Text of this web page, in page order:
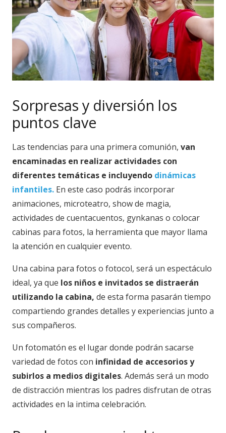
Sorpresas y diversión los
puntos clave
Las tendencias para una primera comunión, van
encaminadas en realizar actividades con
diferentes temáticas e incluyendo dinámicas
infantiles. En este caso podrás incorporar
animaciones, microteatro, show de magia,
actividades de cuentacuentos, gynkanas o colocar
cabinas para fotos, la herramienta que mayor llama
la atención en cualquier evento.
Una cabina para fotos o fotocol, será un espectáculo
ideal, ya que los niños e invitados se distraerán
utilizando la cabina, de esta forma pasarán tiempo
compartiendo grandes detalles y experiencias junto a
sus compañeros.
Un fotomatón es el lugar donde podrán sacarse
variedad de fotos con infinidad de accesorios y
subirlos a medios digitales. Además será un modo
de distracción mientras los padres disfrutan de otras
actividades en la intima celebración.